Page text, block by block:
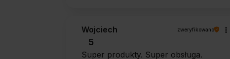
Wojciech zweryfikowano
5
Super produkty. Super obsługa.